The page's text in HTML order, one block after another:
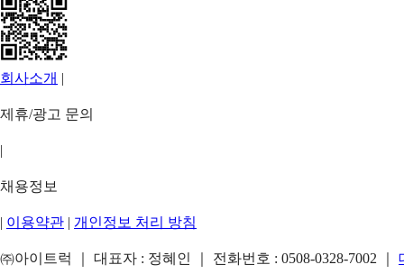
회사소개 |
제휴/광고 문의
|
채용정보
| 이용약관 | 개인정보 처리 방침
㈜아이트럭 ｜ 대표자 : 정혜인 ｜ 전화번호 : 0508-0328-7002